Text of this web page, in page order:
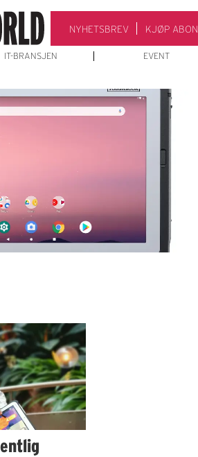
NYHETSBREV KJØP
IT-BRANSJEN EVENT